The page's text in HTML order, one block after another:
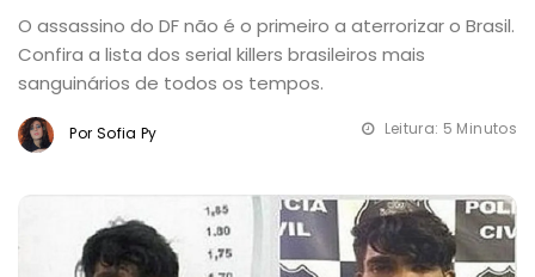
O assassino do DF não é o primeiro a aterrorizar o Brasil.
Confira a lista dos serial killers brasileiros mais
sanguinários de todos os tempos.
Por Sofia Py Leitura: 5 Minutos